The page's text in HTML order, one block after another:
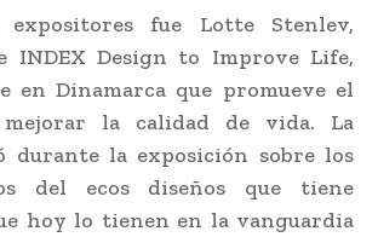
fue Lotte Stenlev,
INDEX Design to Improve Life,
en Dinamarca que promueve el
la calidad de vida. La
durante la exposición sobre los
del ecos diseños que tiene
hoy lo tienen en la vanguardia